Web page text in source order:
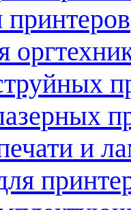
и